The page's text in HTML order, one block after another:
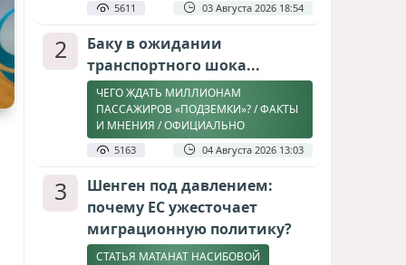
5611 03 Августа 2026 18:54
2
Баку в ожидании
транспортного шока...
ЧЕГО ЖДАТЬ МИЛЛИОНАМ
ПАССАЖИРОВ «ПОДЗЕМКИ»? / ФАКТЫ
И МНЕНИЯ / ОФИЦИАЛЬНО
5163 04 Августа 2026 13:03
3
Шенген под давлением:
почему ЕС ужесточает
миграционную политику?
СТАТЬЯ МАТАНАТ НАСИБОВОЙ